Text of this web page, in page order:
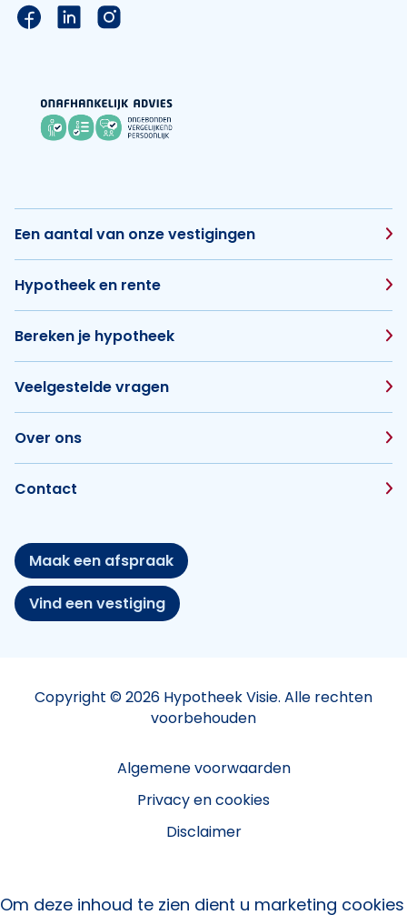
Link naar de Facebook pagina van Hypotheek
Link naar de LinkedIn pagina van
Link naar de Instagram pagina van
Een aantal van onze vestigingen
Hypotheek en rente
Bereken je hypotheek
Veelgestelde vragen
Over ons
Contact
Maak een afspraak
Vind een vestiging
Copyright © 2026 Hypotheek Visie. Alle rechten
voorbehouden
Algemene voorwaarden
Privacy en cookies
Disclaimer
Om deze inhoud te zien dient u marketing cookies